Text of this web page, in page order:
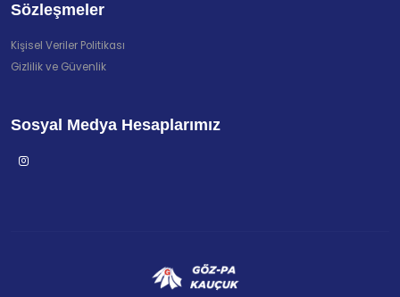
Sözleşmeler
Kişisel Veriler Politikası
Gizlilik ve Güvenlik
Sosyal Medya Hesaplarımız